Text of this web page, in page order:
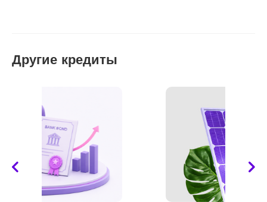
Другие кредиты